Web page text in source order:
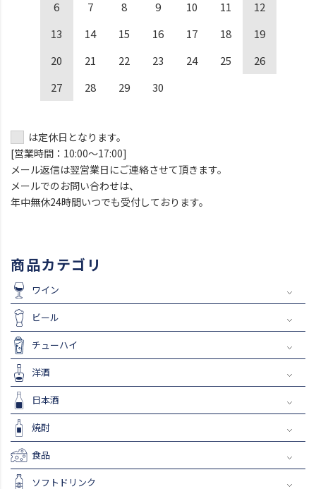
6 7 8 9 10 11
12
13
14 15 16 17 18
19
20
21 22 23 24 25
26
27
28 29 30
は定休日となります。
[営業時間：10:00～17:00]
メール返信は翌営業日にご連絡させて頂きます。
メールでのお問い合わせは、
年中無休24時間いつでも受付しております。
商品カテゴリ
ワイン
ビール
チューハイ
洋酒
日本酒
焼酎
食品
ソフトドリンク